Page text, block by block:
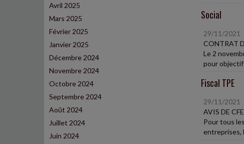
Avril 2025
Mars 2025
Février 2025
Janvier 2025
Décembre 2024
Novembre 2024
Octobre 2024
Septembre 2024
Août 2024
Juillet 2024
Juin 2024
Social
29/11/2021
CONTRAT
Le 2
pour objectif
Fiscal TPE
29/11/2021
AVIS DE
Pour tous
entreprises,